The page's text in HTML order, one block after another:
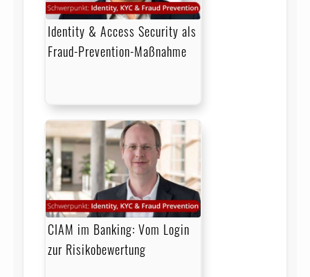
Identity & Access Security als
Fraud-Prevention-Maßnahme
CIAM im Banking: Vom Login
zur Risikobewertung